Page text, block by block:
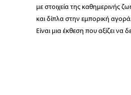
με στοιχεία της καθημερινής
και δίπλα στην εμπορική
Είναι μια έκθεση που αξίζει να